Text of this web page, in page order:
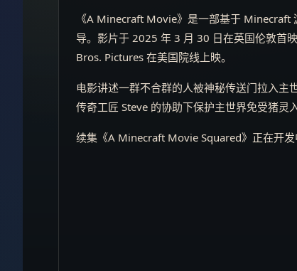
《A Minecraft Movie》是一部基于 Minecraft
导。影片于 2025 年 3 月 30 日在英国伦敦首
Bros. Pictures 在美国院线上映。
电影讲述一群不合群的人被神秘传送门拉入主
传奇工匠 Steve 的协助下保护主世界免受猪灵入
续集《A Minecraft Movie Squared》正在开